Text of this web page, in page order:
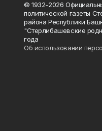
© 1932-2026
политической газеты
района Республики
"Стерлибашевские
года
Об использовании